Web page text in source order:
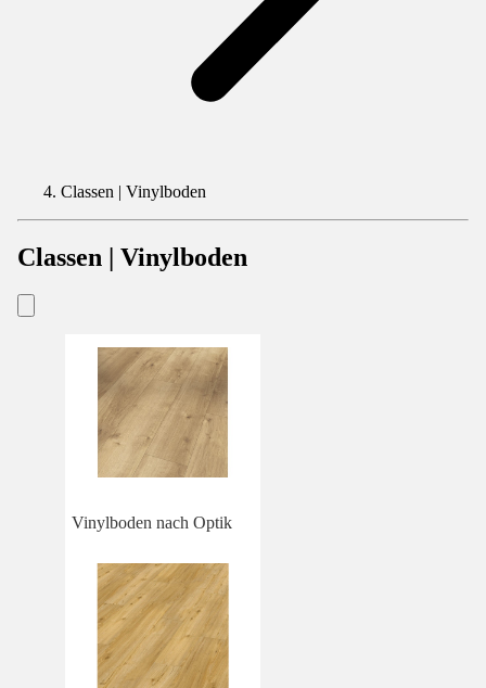
Classen | Vinylboden
Classen | Vinylboden
Vinylboden nach Optik